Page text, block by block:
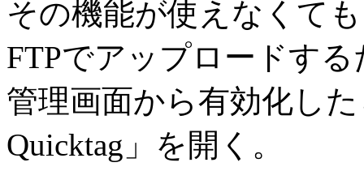
その機能が使えなくて
FTPでアップロードする
管理画面から有効化し
Quicktag」を開く。